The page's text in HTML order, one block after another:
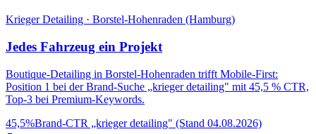
Krieger Detailing · Borstel-Hohenraden (Hamburg)
Jedes Fahrzeug ein Projekt
Boutique-Detailing in Borstel-Hohenraden trifft Mobile-First:
Position 1 bei der Brand-Suche „krieger detailing" mit 45,5 % CTR,
Top-3 bei Premium-Keywords.
45,5%Brand-CTR „krieger detailing" (Stand 04.08.2026)